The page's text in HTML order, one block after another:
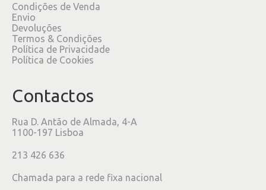
Condições de Venda
Envio
Devoluções
Termos & Condições
Política de Privacidade
Política de Cookies
Contactos
Rua D. Antão de Almada, 4-A
1100-197 Lisboa
213 426 636
Chamada para a rede fixa nacional